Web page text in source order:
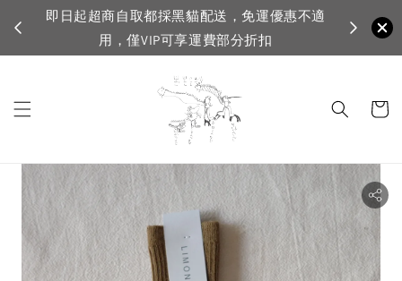
即日起超商自取都採黑貓配送，免運優惠不適
用，僅VIP可享運費部分折扣
VIP